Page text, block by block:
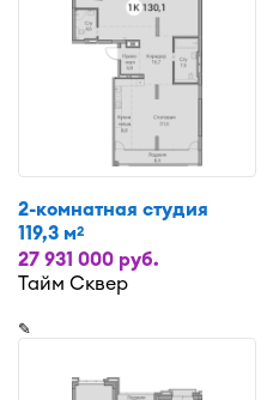
2-комнатная студия
119,3 м2
27 931 000 руб.
Тайм Сквер
✎